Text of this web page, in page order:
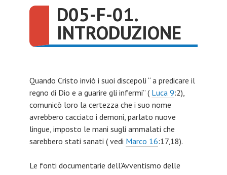
D05-F-01.
INTRODUZIONE
Quando Cristo inviò i suoi discepoli “ a predicare il
regno di Dio e a guarire gli infermi” ( Luca 9:2),
comunicò loro la certezza che i suo nome
avrebbero cacciato i demoni, parlato nuove
lingue, imposto le mani sugli ammalati che
sarebbero stati sanati ( vedi Marco 16:17,18).
Le fonti documentarie dell’Avventismo delle